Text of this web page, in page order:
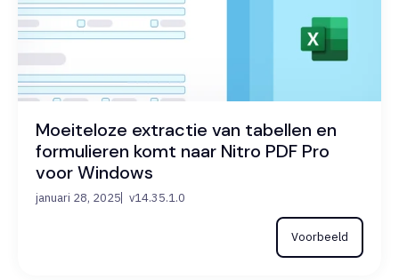
Moeiteloze extractie van tabellen en
formulieren komt naar Nitro PDF Pro
voor Windows
januari 28, 2025 v14.35.1.0
Voorbeeld